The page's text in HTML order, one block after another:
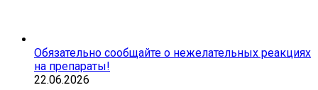
Обязательно сообщайте о нежелательных реакциях
на препараты!
22.06.2026